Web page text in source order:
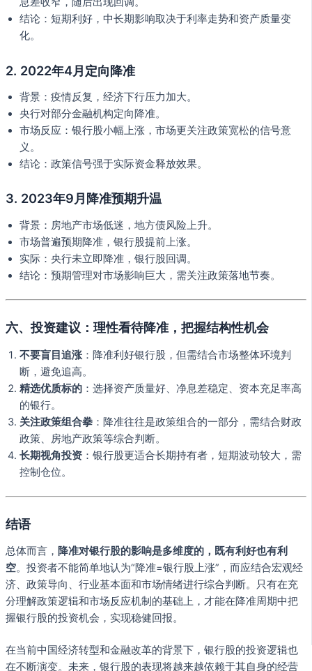
结论：短期利好，中长期影响取决于利率走势和资产质量变
化。
2. 2022年4月定向降准
背景：疫情反复，经济下行压力加大。
央行对部分金融机构定向降准。
市场反应：银行股小幅上涨，市场更关注政策宽松的信号意
义。
结论：政策信号强于实际资金释放效果。
3. 2023年9月降准预期升温
背景：房地产市场低迷，地方债风险上升。
市场普遍预期降准，银行股提前上涨。
实际：央行未立即降准，银行股回调。
结论：预期管理对市场影响巨大，需关注政策落地节奏。
六、投资建议：理性看待降准，把握结构性机会
不要盲目追涨 ：降准利好银行股，但需结合市场整体环境判
断，避免追高。
精选优质标的 ：选择资产质量好、净息差稳定、资本充足率高
的银行。
关注政策组合拳 ：降准往往是政策组合的一部分，需结合财政
政策、房地产政策等综合判断。
长期视角投资 ：银行股更适合长期持有者，短期波动较大，需
控制仓位。
结语
总体而言， 降准对银行股的影响是多维度的，既有利好也有利
空。投资者不能简单地认为“降准=银行股上涨”，而应结合宏观经
济、政策导向、行业基本面和市场情绪进行综合判断。只有在充
分理解政策逻辑和市场反应机制的基础上，才能在降准周期中把
握银行股的投资机会，实现稳健回报。
在当前中国经济转型和金融改革的背景下，银行股的投资逻辑也
在不断演变。未来，银行股的表现将越来越依赖于其自身的经营